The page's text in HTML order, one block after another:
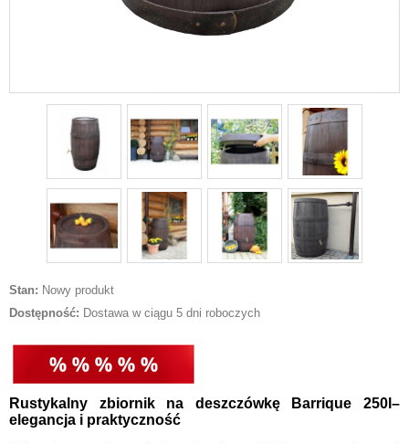
Stan: Nowy produkt
Dostępność: Dostawa w ciągu 5 dni roboczych
Rustykalny zbiornik na deszczówkę Barrique 250l–
elegancja i praktyczność